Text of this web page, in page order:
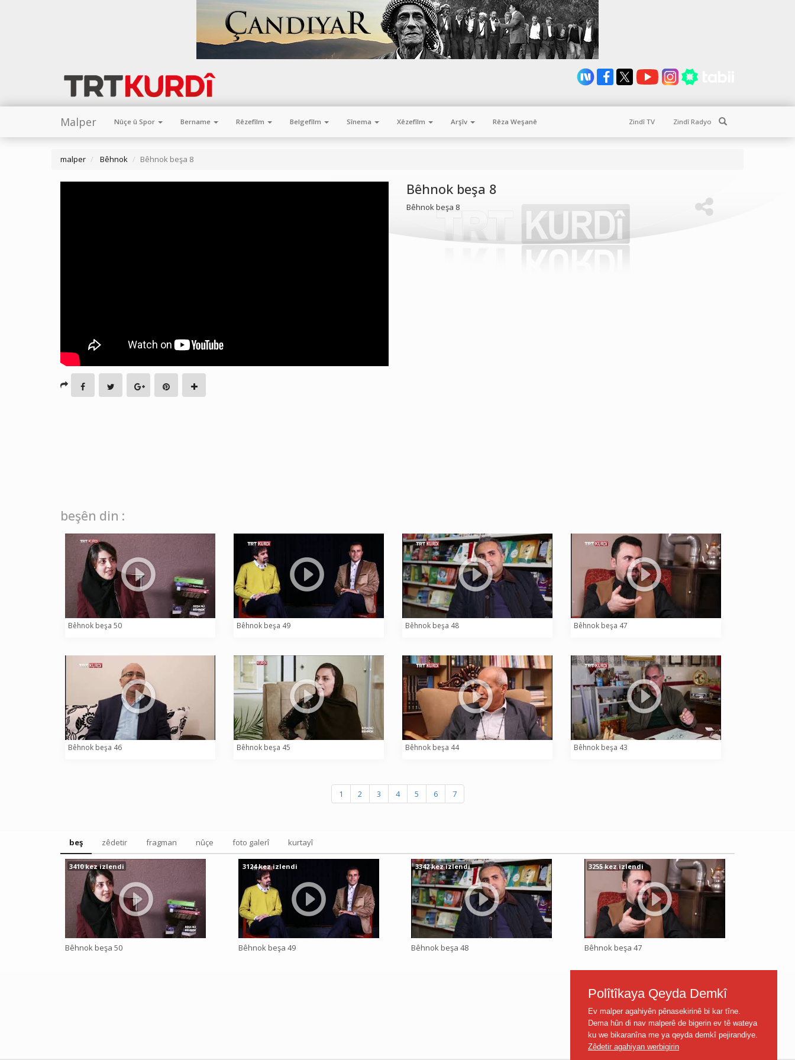
Malper Nûçe û Spor Bername Rêzefîlm Belgefîlm Sînema Xêzefîlm Arşîv Rêza Weşanê Zindî TV Zindî Radyo
malper Bêhnok Bêhnok beşa 8
Bêhnok beşa 8
Bêhnok beşa 8
beşên din :
Bêhnok beşa 50 Bêhnok beşa 49 Bêhnok beşa 48 Bêhnok beşa 47
Bêhnok beşa 46 Bêhnok beşa 45 Bêhnok beşa 44 Bêhnok beşa 43
1 2 3 4 5 6 7
beş zêdetir fragman nûçe foto galerî kurtayî
Bêhnok beşa 50
3410 kez izlendi
Bêhnok beşa 49
3124 kez izlendi
Bêhnok beşa 48
3342 kez izlendi
Bêhnok beşa 47
3255 kez izlendi
Polîtîkaya Qeyda Demkî
Ev malper agahiyên pênasekirinê bi kar tîne.
Dema hûn di nav malperê de bigerin ev tê wateya
ku we bikaranîna me ya qeyda demkî pejirandiye.
Zêdetir agahiyan werbigirin